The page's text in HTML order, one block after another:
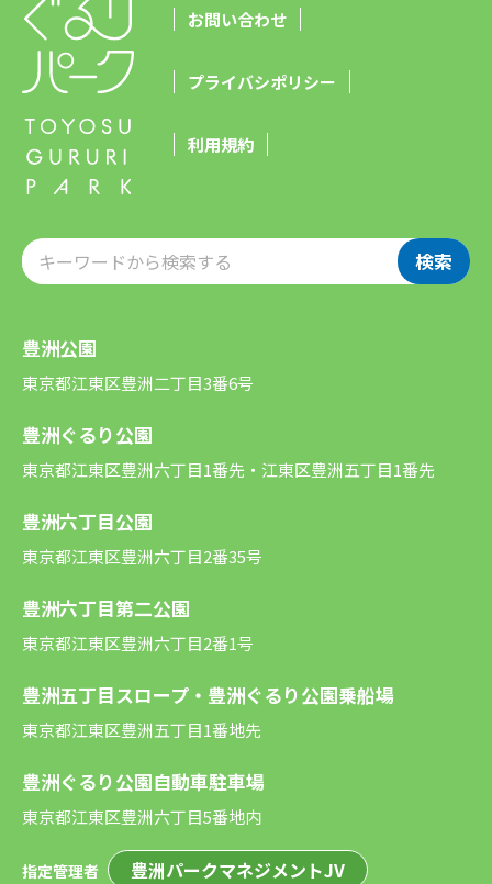
お問い合わせ
プライバシポリシー
利用規約
検索
豊洲公園
東京都江東区豊洲二丁目3番6号
豊洲ぐるり公園
東京都江東区豊洲六丁目1番先・江東区豊洲五丁目1番先
豊洲六丁目公園
東京都江東区豊洲六丁目2番35号
豊洲六丁目第二公園
東京都江東区豊洲六丁目2番1号
豊洲五丁目スロープ・豊洲ぐるり公園乗船場
東京都江東区豊洲五丁目1番地先
豊洲ぐるり公園自動車駐車場
東京都江東区豊洲六丁目5番地内
指定管理者 豊洲パークマネジメントJV